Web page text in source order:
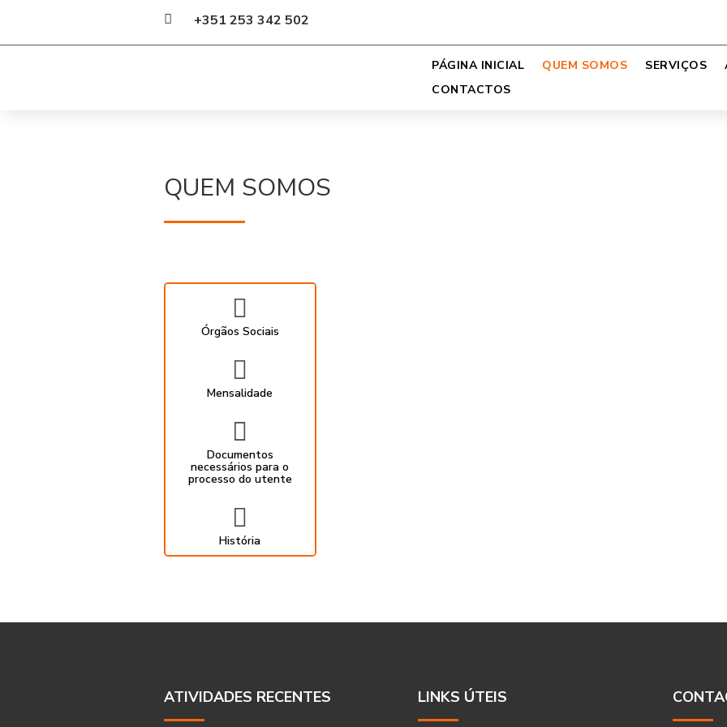
 +351 253 342 502
PÁGINA INICIAL QUEM SOMOS SERVIÇOS
CONTACTOS
QUEM SOMOS

Órgãos Sociais

Mensalidade

Documentos
necessários para o
processo do utente

História
ATIVIDADES RECENTES LINKS ÚTEIS